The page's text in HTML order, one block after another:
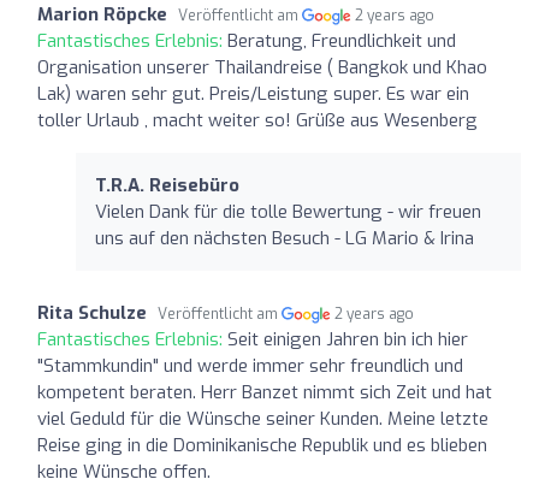
Marion Röpcke Veröffentlicht am 2 years ago
Fantastisches Erlebnis: Beratung, Freundlichkeit und
Organisation unserer Thailandreise ( Bangkok und Khao
Lak) waren sehr gut. Preis/Leistung super. Es war ein
toller Urlaub , macht weiter so! Grüße aus Wesenberg
T.R.A. Reisebüro
Vielen Dank für die tolle Bewertung - wir freuen
uns auf den nächsten Besuch - LG Mario & Irina
Rita Schulze Veröffentlicht am 2 years ago
Fantastisches Erlebnis: Seit einigen Jahren bin ich hier
"Stammkundin" und werde immer sehr freundlich und
kompetent beraten. Herr Banzet nimmt sich Zeit und hat
viel Geduld für die Wünsche seiner Kunden. Meine letzte
Reise ging in die Dominikanische Republik und es blieben
keine Wünsche offen.